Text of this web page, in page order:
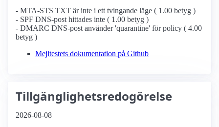
- MTA-STS TXT är inte i ett tvingande läge ( 1.00 betyg )
- SPF DNS-post hittades inte ( 1.00 betyg )
- DMARC DNS-post använder 'quarantine' för policy ( 4.00
betyg )
Mejltestets dokumentation på Github
Tillgänglighetsredogörelse
2026-08-08